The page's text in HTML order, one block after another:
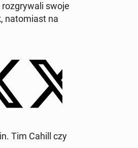
roz­gry­wa­li swoje
na­to­miast na
Tim Cahill czy